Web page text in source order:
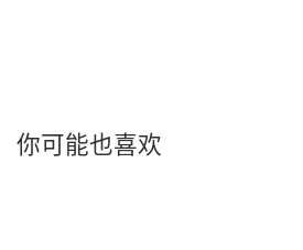
你可能也喜欢